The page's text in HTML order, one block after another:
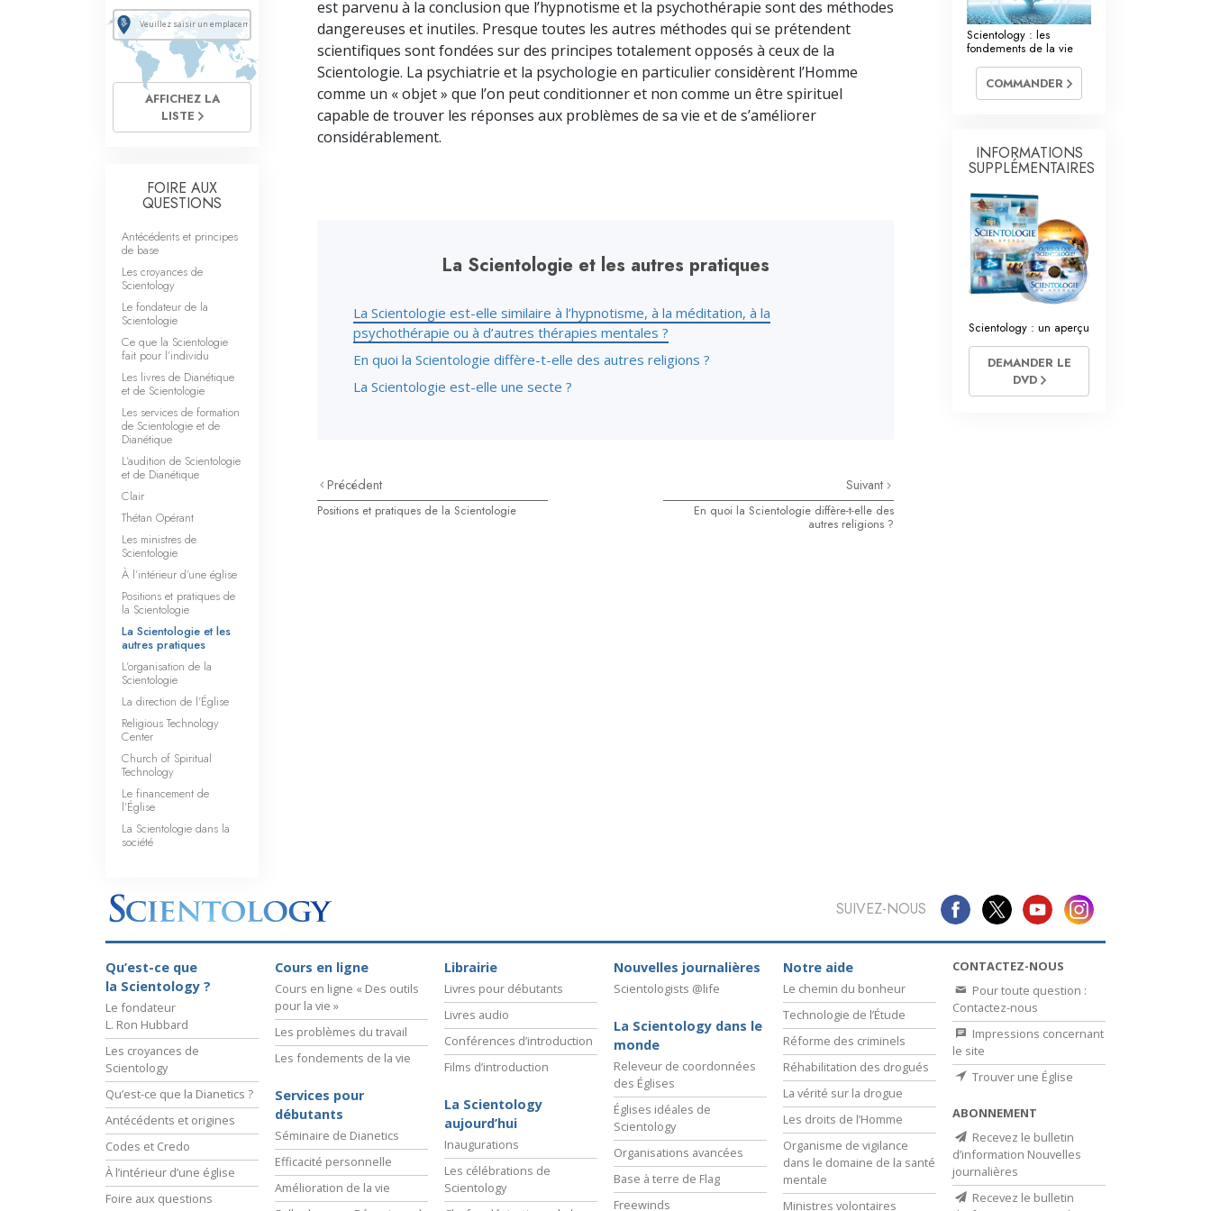
Qu’est-ce que la grandeur ? L’échelle des tons émotionnels
Réponses aux drogues
L’éthique et les conditions
La raison de l’oppression
Les investigations
Les fondements de l’organisation
Les fondements des relations publiques
La technologie de l’étude
est parvenu à la conclusion que l’hypnotisme et la psychothérapie sont des méthodes
dangereuses et inutiles. Presque toutes les autres méthodes qui se préten­dent
scientifiques sont fondées sur des principes totalement opposés à ceux de la
Scientologie. La psychiatrie et la psychologie en particulier considèrent l’Homme
comme un « objet » que l’on peut conditionner et non comme un être spirituel
capable de trouver les réponses aux problèmes de sa vie et de s’améliorer
considérablement.
La Scientologie et les autres pratiques
La Scientologie est-elle similaire à l’hypnotisme, à la méditation, à la
psychothérapie ou à d’autres thérapies mentales ?
En quoi la Scientologie diffère-t-elle des autres religions ?
La Scientologie est-elle une secte ?
Précédent
Positions et pratiques de la Scientologie
Suivant
En quoi la Scientologie diffère-t-elle des
autres religions ?
AFFICHEZ LA
LISTE
FOIRE AUX
QUESTIONS
Antécédents et principes
de base
Les croyances de
Scientology
Le fondateur de la
Scientologie
Ce que la Scientologie
fait pour l’individu
Les livres de Dianétique
et de Scientologie
Les services de formation
de Scientologie et de
Dianétique
L’audition de Scientologie
et de Dianétique
Clair
Thétan Opérant
Les ministres de
Scientologie
À l’intérieur d’une église
Positions et pratiques de
la Scientologie
La Scientologie et les
autres pratiques
L’organisation de la
Scientologie
La direction de l’Église
Religious Technology
Center
Church of Spiritual
Technology
Le financement de
l’Église
La Scientologie dans la
société
Scientology : les
fondements de la vie
COMMANDER
INFORMATIONS
SUPPLÉMENTAIRES
Scientology : un aperçu
DEMANDER LE
DVD
SUIVEZ-NOUS
Qu’est-ce que
la Scientology ?
Le fondateur
L. Ron Hubbard
Les croyances de
Scientology
Qu’est-ce que la Dianetics ?
Antécédents et origines
Codes et Credo
À l’intérieur d’une église
Foire aux questions
Cours en ligne
Cours en ligne « Des outils
pour la vie »
Les problèmes du travail
Les fondements de la vie
Services pour
débutants
Séminaire de Dianetics
Efficacité personnelle
Amélioration de la vie
Librairie
Livres pour débutants
Livres audio
Conférences d’introduction
Films d’introduction
La Scientology
aujourd’hui
Inaugurations
Les célébrations de
Scientology
Nouvelles journalières
Scientologists @life
La Scientology dans le
monde
Releveur de coordonnées
des Églises
Églises idéales de
Scientology
Organisations avancées
Base à terre de Flag
Freewinds
Notre aide
Le chemin du bonheur
Technologie de l’Étude
Réforme des criminels
Réhabilitation des drogués
La vérité sur la drogue
Les droits de l’Homme
Organisme de vigilance
dans le domaine de la santé
mentale
Ministres volontaires
CONTACTEZ-NOUS
Pour toute question :
Contactez-nous
Impressions concernant
le site
Trouver une Église
ABONNEMENT
Recevez le bulletin
d’information Nouvelles
journalières
Recevez le bulletin